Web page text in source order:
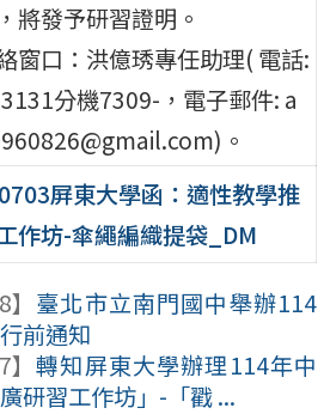
將發予研習證明。
窗口：洪億琇專任助理( 電話:
分機7309-，電子郵件: a
。
屏東大學函：適性教學推
作坊-傘繩編織提袋_DM
臺北市立南門國中舉辦114
前通知
轉知屏東大學辦理114年中
研習工作坊」-「戳 ...